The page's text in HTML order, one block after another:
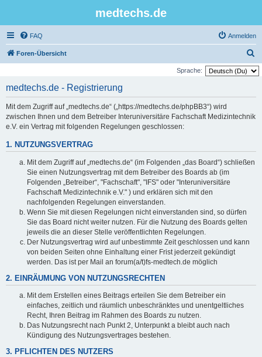
medtechs.de
FAQ Anmelden
Foren-Übersicht
u
Sprache:
medtechs.de - Registrierung
Mit dem Zugriff auf „medtechs.de“ („https://medtechs.de/phpBB3“) wird
zwischen Ihnen und dem Betreiber Interuniversitäre Fachschaft Medizintechnik
e.V. ein Vertrag mit folgenden Regelungen geschlossen:
1. NUTZUNGSVERTRAG
Mit dem Zugriff auf „medtechs.de“ (im Folgenden „das Board“) schließen
Sie einen Nutzungsvertrag mit dem Betreiber des Boards ab (im
Folgenden „Betreiber“, "Fachschaft", "IFS" oder "Interuniversitäre
Fachschaft Medizintechnik e.V." ) und erklären sich mit den
nachfolgenden Regelungen einverstanden.
Wenn Sie mit diesen Regelungen nicht einverstanden sind, so dürfen
Sie das Board nicht weiter nutzen. Für die Nutzung des Boards gelten
jeweils die an dieser Stelle veröffentlichten Regelungen.
Der Nutzungsvertrag wird auf unbestimmte Zeit geschlossen und kann
von beiden Seiten ohne Einhaltung einer Frist jederzeit gekündigt
werden. Das ist per Mail an forum(a/t)fs-medtech.de möglich
2. EINRÄUMUNG VON NUTZUNGSRECHTEN
Mit dem Erstellen eines Beitrags erteilen Sie dem Betreiber ein
einfaches, zeitlich und räumlich unbeschränktes und unentgeltliches
Recht, Ihren Beitrag im Rahmen des Boards zu nutzen.
Das Nutzungsrecht nach Punkt 2, Unterpunkt a bleibt auch nach
Kündigung des Nutzungsvertrages bestehen.
3. PFLICHTEN DES NUTZERS